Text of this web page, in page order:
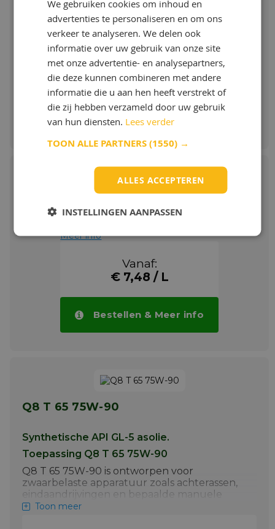
Low SAPS doch hoge TBN voor lange
onderhoudsintervallen.
Meer info
Q8 Auto DCT EVO
Meer info
Vanaf:
€ 8,13 / L
Bestellen & Meer info
Meer info
Vanaf:
€ 7,48 / L
Bestellen & Meer info
Q8 T 65 75W-90
Synthetische API GL-5 asolie.
Toepassing Q8 T 65 75W-90
Q8 T 65 75W-90 is ontworpen voor
zwaarbelaste apparatuur zoals achterassen,
eindaandrijvingen en bepaalde manuele
transmissies, diespeciale vloeibaarheid bij lage
Toon meer
We gebruiken cookies om inhoud en
advertenties te personaliseren en om ons
verkeer te analyseren. We delen ook
informatie over uw gebruik van onze site
met onze advertentie- en analysepartners,
die deze kunnen combineren met andere
informatie die u aan hen heeft verstrekt of
die zij hebben verzameld door uw gebruik
van hun diensten. Lees verder
TOON ALLE PARTNERS(1550) →
ALLES ACCEPTEREN
INSTELLINGEN AANPASSEN